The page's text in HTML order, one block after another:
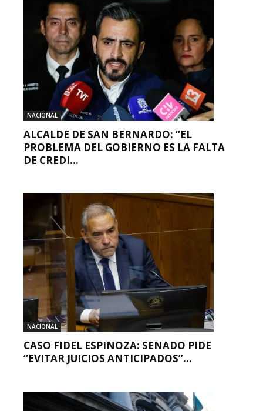
NACIONAL
ALCALDE DE SAN BERNARDO: “EL
PROBLEMA DEL GOBIERNO ES LA FALTA
DE CREDI...
NACIONAL
CASO FIDEL ESPINOZA: SENADO PIDE
“EVITAR JUICIOS ANTICIPADOS”...